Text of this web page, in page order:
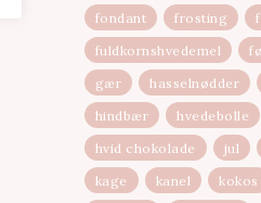
fondant
frosting
fuldkornshvedemel
gær
hasselnødder
hindbær
hvedebolle
hvid chokolade
jul
kage
kanel kokos